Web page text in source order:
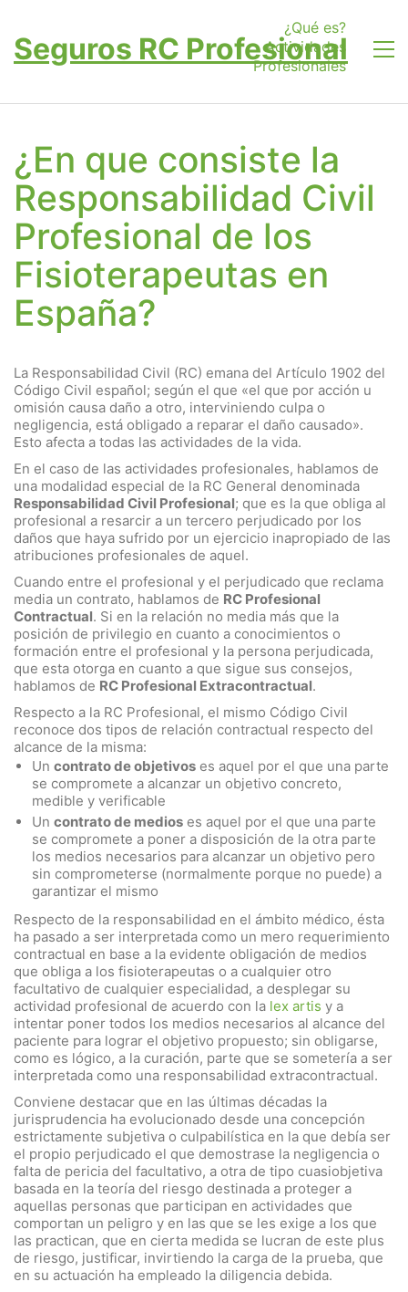
Seguros RC Profesional
¿Qué es?
Actividades
Profesionales
¿En que consiste la
Responsabilidad Civil
Profesional de los
Fisioterapeutas en
España?
La Responsabilidad Civil (RC) emana del Artículo 1902 del
Código Civil español; según el que «el que por acción u
omisión causa daño a otro, interviniendo culpa o
negligencia, está obligado a reparar el daño causado».
Esto afecta a todas las actividades de la vida.
En el caso de las actividades profesionales, hablamos de
una modalidad especial de la RC General denominada
Responsabilidad Civil Profesional; que es la que obliga al
profesional a resarcir a un tercero perjudicado por los
daños que haya sufrido por un ejercicio inapropiado de las
atribuciones profesionales de aquel.
Cuando entre el profesional y el perjudicado que reclama
media un contrato, hablamos de RC Profesional
Contractual. Si en la relación no media más que la
posición de privilegio en cuanto a conocimientos o
formación entre el profesional y la persona perjudicada,
que esta otorga en cuanto a que sigue sus consejos,
hablamos de RC Profesional Extracontractual.
Respecto a la RC Profesional, el mismo Código Civil
reconoce dos tipos de relación contractual respecto del
alcance de la misma:
Un contrato de objetivos es aquel por el que una parte
se compromete a alcanzar un objetivo concreto,
medible y verificable
Un contrato de medios es aquel por el que una parte
se compromete a poner a disposición de la otra parte
los medios necesarios para alcanzar un objetivo pero
sin comprometerse (normalmente porque no puede) a
garantizar el mismo
Respecto de la responsabilidad en el ámbito médico, ésta
ha pasado a ser interpretada como un mero requerimiento
contractual en base a la evidente obligación de medios
que obliga a los fisioterapeutas o a cualquier otro
facultativo de cualquier especialidad, a desplegar su
actividad profesional de acuerdo con la lex artis y a
intentar poner todos los medios necesarios al alcance del
paciente para lograr el objetivo propuesto; sin obligarse,
como es lógico, a la curación, parte que se sometería a ser
interpretada como una responsabilidad extracontractual.
Conviene destacar que en las últimas décadas la
jurisprudencia ha evolucionado desde una concepción
estrictamente subjetiva o culpabilística en la que debía ser
el propio perjudicado el que demostrase la negligencia o
falta de pericia del facultativo, a otra de tipo cuasiobjetiva
basada en la teoría del riesgo destinada a proteger a
aquellas personas que participan en actividades que
comportan un peligro y en las que se les exige a los que
las practican, que en cierta medida se lucran de este plus
de riesgo, justificar, invirtiendo la carga de la prueba, que
en su actuación ha empleado la diligencia debida.